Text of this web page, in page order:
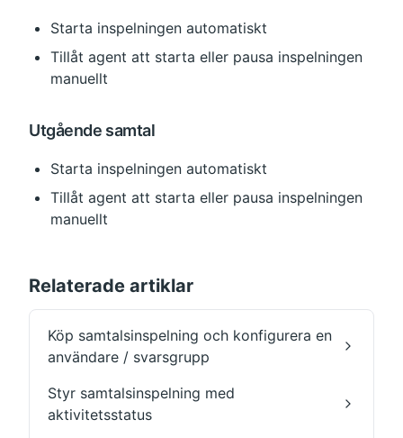
Starta inspelningen automatiskt
Tillåt agent att starta eller pausa inspelningen
manuellt
Utgående samtal
Starta inspelningen automatiskt
Tillåt agent att starta eller pausa inspelningen
manuellt
Relaterade artiklar
Köp samtalsinspelning och konfigurera en
användare / svarsgrupp
Styr samtalsinspelning med
aktivitetsstatus